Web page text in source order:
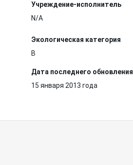
Учреждение-исполнитель
N/A
Экологическая категория
B
Дата последнего обновления
15 января 2013 года